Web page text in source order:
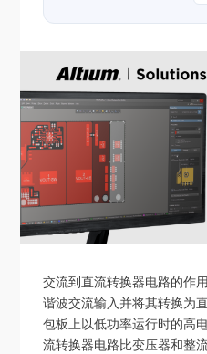
交流到直流转换器电路的作
谐波交流输入并将其转换为
包板上以低功率运行时的高
流转换器电路比变压器和整